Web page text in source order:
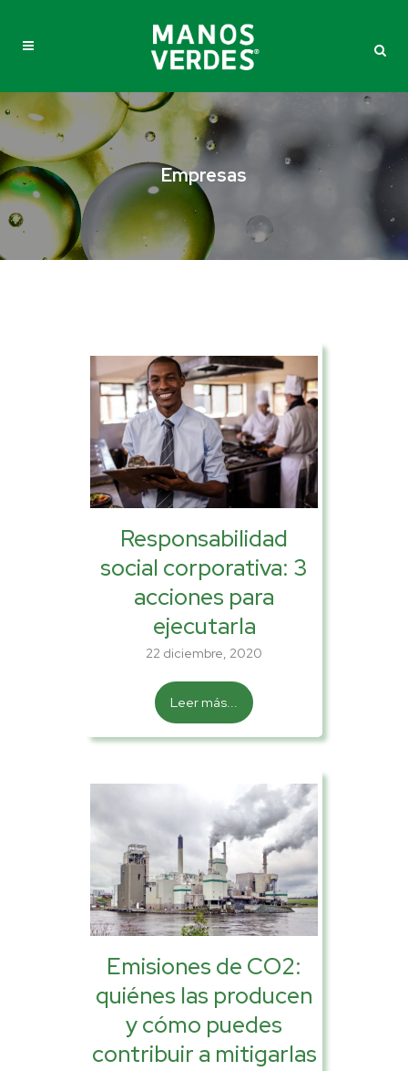
Empresas
Responsabilidad
social corporativa: 3
acciones para
ejecutarla
22 diciembre, 2020
Leer más...
Emisiones de CO2:
quiénes las producen
y cómo puedes
contribuir a mitigarlas